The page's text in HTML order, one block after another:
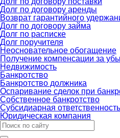
Долг по договору аренды
Возврат гарантийного
Долг по договору займа
Долг по расписке
Долг поручителя
Неосновательное обогащение
Получение компенсации за
Недвижимость
Банкротство
Банкротство должника
Оспаривание сделок при
Собственное банкротство
Субсидиарная ответственность
Юридическая компания